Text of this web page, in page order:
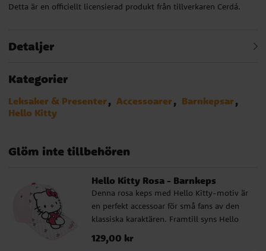
Detta är en officiellt licensierad produkt från tillverkaren Cerdá.
Detaljer
Kategorier
Leksaker & Presenter Accessoarer
Barnkepsar
Hello Kitty
Glöm inte tillbehören
Hello Kitty Rosa - Barnkeps
Denna rosa keps med Hello Kitty-motiv är
en perfekt accessoar för små fans av den
klassiska karaktären. Framtill syns Hello
Kitty i sin ikoniska stil, och den prickiga
skärmen ger ett charmigt och lekfullt
Pris :129,00 kr
129,00 kr